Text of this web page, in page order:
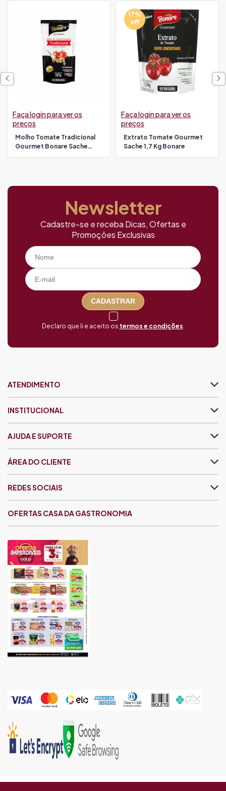
Molho Tomate Tradicional
Gourmet Bonare Sache
Faça login para ver os
preços
17%
off
Extrato Tomate Gourmet
Sache 1,7 Kg Bonare
Faça login para ver os
preços
Newsletter
Cadastre-se e receba Dicas, Ofertas e
Promoções Exclusivas
CADASTRAR
Declaro que li e aceito os termos e condições
ATENDIMENTO
INSTITUCIONAL
AJUDA E SUPORTE
ÁREA DO CLIENTE
OFERTAS CASA DA GASTRONOMIA
REDES SOCIAIS